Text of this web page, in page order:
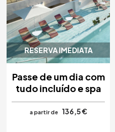
RESERVA IMEDIATA
Passe de um dia com
tudo incluído e spa
a partir de 136,5 €